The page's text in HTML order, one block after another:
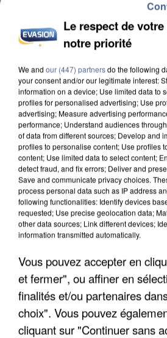
L’UN DES FONDATEURS
MAFIA INTERPELLÉ EN
UN SECOND CADRE DE LA
INTERPELLÉ EN ALGÉRIE
Le respect de
notre priorité
We and our (447) partnersdo the following
your consent and/or our legitimate interest:
information on a device; Use limited data to
profiles for personalised advertising; Use
advertising; Measure advertising
performance; Understand audiences
of data from different sources; Develop and
profiles to personalise content; Use profiles
content; Use limited data to select content;
detect fraud, and fix errors; Deliver and
Save and communicate privacy choices.
process personal data such as IP address
following functionalities: Identify devices
requested; Use precise geolocation data;
other data sources; Link different devices;
information transmitted automatically.
Vous pouvez accepter en
et fermer", ou affiner en
finalités et/ou partenaires
choix". Vous pouvez
cliquant sur "Continuer sans